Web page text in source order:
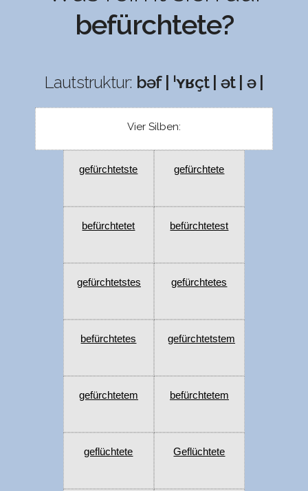
befürchtete?
Lautstruktur: bəf | ˈʏʁçt | ət | ə |
Vier Silben:
gefürchtetste gefürchtete
befürchtetet befürchtetest
gefürchtetstes gefürchtetes
befürchtetes gefürchtetstem
gefürchtetem befürchtetem
geflüchtete Geflüchtete